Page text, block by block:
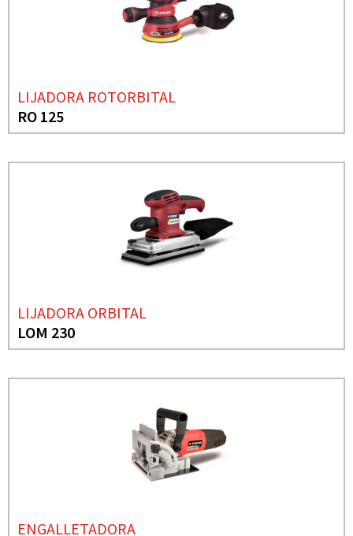
LIJADORA ROTORBITAL
RO 125
LIJADORA ORBITAL
LOM 230
ENGALLETADORA